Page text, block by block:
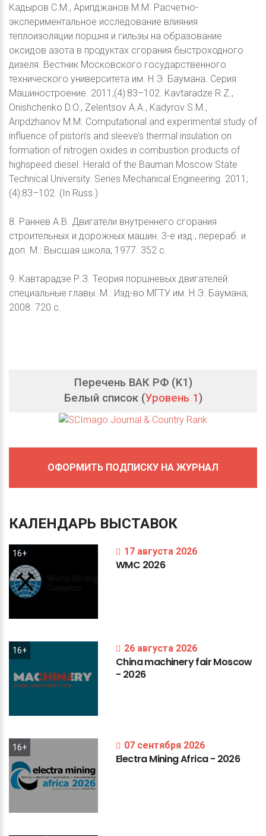
Кадыров С.М., Арипджанов М.М. Расчетно-
экспериментальное исследование влияния
теплоизоляции поршня и гильзы на образование
оксидов азота в продуктах сгорания быстроходного
дизеля. Вестник Московского государственного
технического университета им. Н.Э. Баумана. Серия
Машиностроение. 2011;(4):83–102. Kavtaradze R.Z.,
Onishchenko D.O., Zelentsov A.A., Kadyrov S.M.,
Aripdzhanov M.M. Computational and experimental study of
influence of piston’s and sleeve’s thermal insulation on
formation of nitrogen oxides in combustion products of
highspeed diesel. Herald of the Bauman Moscow State
Technical University. Series Mechanical Engineering. 2011;
(4):83–102. (In Russ.)
8. Раннев А.В. Двигатели внутреннего сгорания
строительных и дорожных машин. 3-е изд., перераб. и
доп. М.: Высшая школа; 1977. 352 с.
9. Кавтарадзе Р.З. Теория поршневых двигателей:
специальные главы. М.: Изд-во МГТУ им. Н.Э. Баумана;
2008. 720 с.
Перечень ВАК РФ (K1)
Белый список (Уровень 1)
ОФОРМИТЬ ПОДПИСКУ НА ЖУРНАЛ
КАЛЕНДАРЬ ВЫСТАВОК
16+ 17 августа 2026
WMC 2026
16+ 26 августа 2026
ChinamachineryfairMoscow
- 2026
16+ 07 сентября 2026
ElectraMiningAfrica- 2026